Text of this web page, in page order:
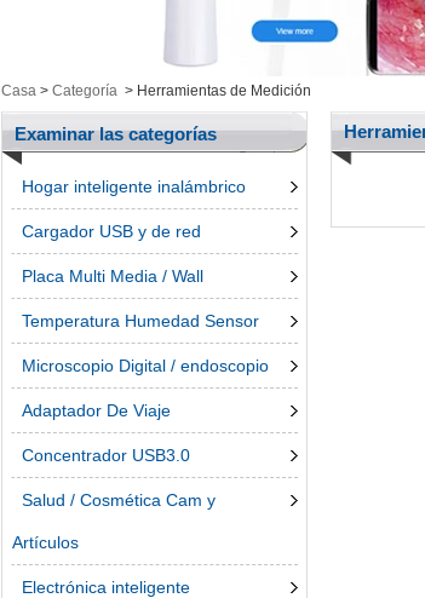
Productos UngroupedL
bolígrafo 3dL
Accessroies TeléfonoL
Casa > Categoría > Herramientas de Medición
Examinar las categorías
Hogar inteligente inalámbrico
Cargador USB y de red
Placa Multi Media / Wall
Temperatura Humedad Sensor
Microscopio Digital / endoscopio
Adaptador De Viaje
Concentrador USB3.0
Salud / Cosmética Cam y
Artículos
Electrónica inteligente